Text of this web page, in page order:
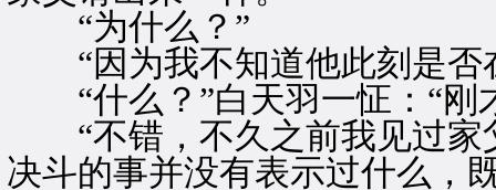
“为什么？”
“因为我不知道他此刻是否
“什么？”白天羽一怔：“刚
“不错，不久之前我见过家
决斗的事并没有表示过什么，